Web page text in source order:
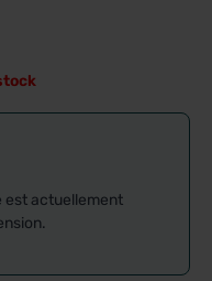
est actuellement